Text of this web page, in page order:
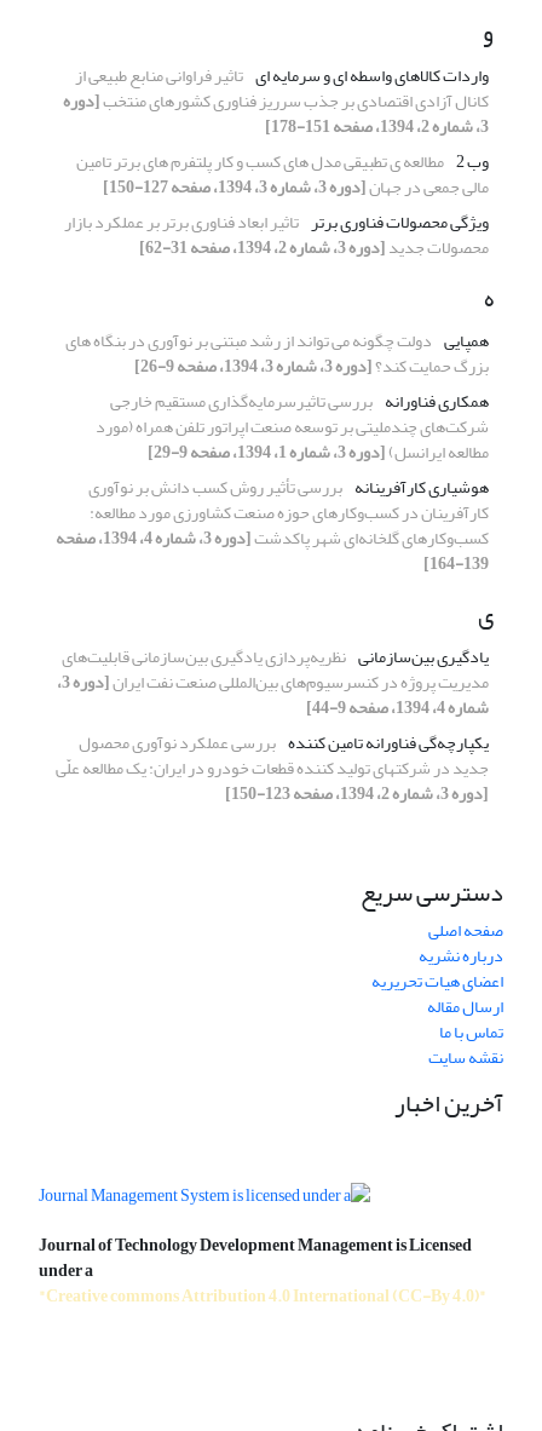
و
واردات کالاهای واسطه ای و سرمایه ای تاثیر فراوانی منابع طبیعی از
کانال آزادی اقتصادی بر جذب سرریز فناوری کشورهای منتخب[دوره
3، شماره 2، 1394، صفحه 151-178]
وب 2
مطالعه ی تطبیقی مدل های کسب و کار پلتفرم های برتر تامین
مالی جمعی در جهان[دوره 3، شماره 3، 1394، صفحه 127-150]
ویژگی محصولات فناوری برتر تاثیر ابعاد فناوری برتر بر عملکرد بازار
محصولات جدید[دوره 3، شماره 2، 1394، صفحه 31-62]
ه
همپایی دولت چگونه می تواند از رشد مبتنی بر نوآوری در بنگاه های
بزرگ حمایت کند؟[دوره 3، شماره 3، 1394، صفحه 9-26]
همکاری فناورانه بررسی تاثیرسرمایه‌گذاری مستقیم خارجی
شرکت‌های چندملیتی بر توسعه صنعت اپراتور تلفن همراه (مورد
مطالعه ایرانسل)[دوره 3، شماره 1، 1394، صفحه 9-29]
هوشیاری کارآفرینانه بررسی تأثیر روش کسب دانش بر نوآوری
کارآفرینان در کسب‌و‌کارهای حوزه صنعت کشاورزی مورد مطالعه:
کسب‌و‌کارهای گلخانه‌ای شهر پاکدشت [دوره 3، شماره 4، 1394، صفحه
139-164]
ی
یادگیری بین‌سازمانی نظریه‌پردازی یادگیری بین‌سازمانی قابلیت‌های
مدیریت پروژه در کنسرسیوم‌های بین‌المللی صنعت نفت ایران [دوره 3،
شماره 4، 1394، صفحه 9-44]
یکپارچه‌گی فناورانه تامین کننده بررسی عملکرد نوآوری محصول
جدید در شرکتهای تولید کننده قطعات خودرو در ایران: یک مطالعه علّی
[دوره 3، شماره 2، 1394، صفحه 123-150]
دسترسی سریع
صفحه اصلی
درباره نشریه
اعضای هیات تحریریه
ارسال مقاله
تماس با ما
نقشه سایت
آخرین اخبار
Journal of Technology Development Management is Licensed
under a
"Creative commons Attribution 4.0 International (CC-By 4.0)"